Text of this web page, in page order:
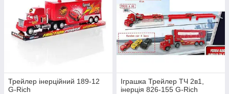
Трейлер інерційний 189-12
G-Rich
Іграшка Трейлер ТЧ 2в1,
інерція 826-155 G-Rich